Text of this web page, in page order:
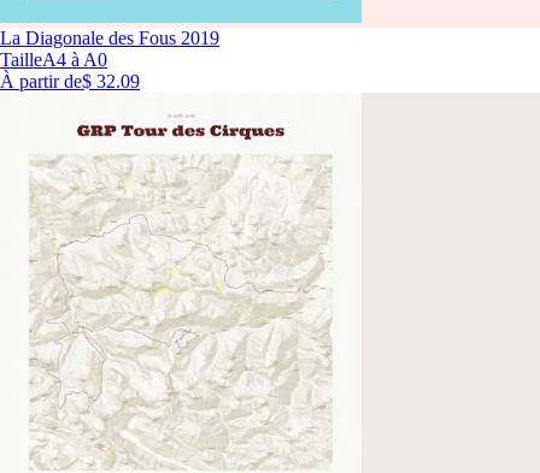
La Diagonale des Fous 2019
TailleA4 à A0
À partir de$ 32.09